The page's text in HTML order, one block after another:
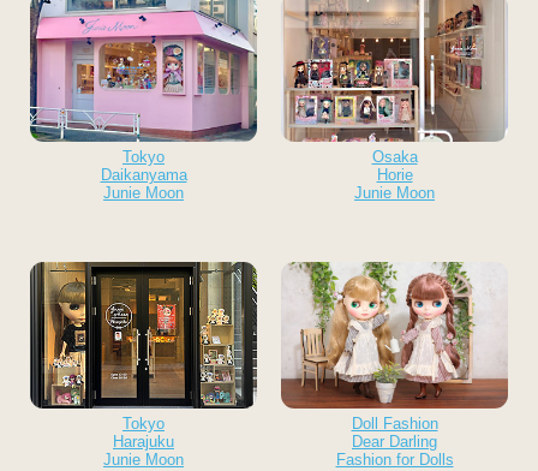
Tokyo
Daikanyama
Junie Moon
Osaka
Horie
Junie Moon
Tokyo
Harajuku
Junie Moon
Doll Fashion
Dear Darling
Fashion for Dolls